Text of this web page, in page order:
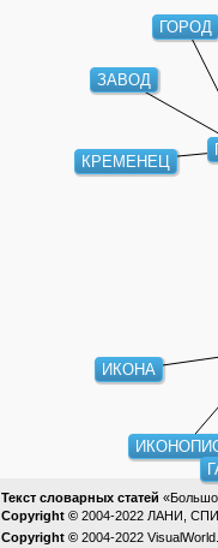
КРЕМЕНЕЦ
ЗАВОД
ГОРОД
ИКОНА
Текст словарных статей
Copyright © 2004-2022 ЛАНИ,
Copyright © 2004-2022